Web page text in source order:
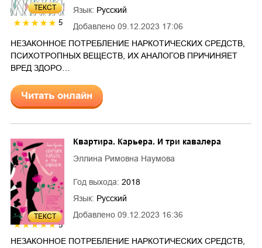
ТЕКСТ
5 Добавлено 09.12.2023 17:06
Язык: Русский
НЕЗАКОННОЕ ПОТРЕБЛЕНИЕ НАРКОТИЧЕСКИХ СРЕДСТВ,
ПСИХОТРОПНЫХ ВЕЩЕСТВ, ИХ АНАЛОГОВ ПРИЧИНЯЕТ
ВРЕД ЗДОРО…
Читать онлайн
ТЕКСТ
5
Добавлено 09.12.2023 16:36
Квартира. Карьера. И три кавалера
Эллина Римовна Наумова
Год выхода: 2018
Язык: Русский
НЕЗАКОННОЕ ПОТРЕБЛЕНИЕ НАРКОТИЧЕСКИХ СРЕДСТВ,